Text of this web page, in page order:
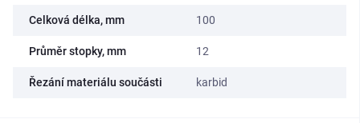
Celková délka, mm 100
Průměr stopky, mm 12
Řezání materiálu součásti karbid